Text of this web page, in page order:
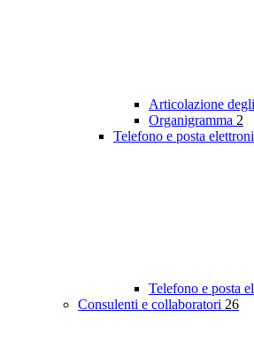
Articolazione
Organigramma 2
Telefono e posta
Telefono e posta
Consulenti e collaboratori 26